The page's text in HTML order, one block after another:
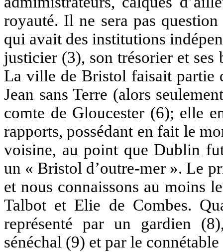
royauté. Il ne sera pas
qui avait des institutions
justicier (3), son trésorier et ses
La ville de Bristol faisait partie
Jean sans Terre (alors
comte de Gloucester (6); elle
rapports, possédant en fait le
voisine, au point que Dublin
un « Bristol d’outre-mer ». Le
et nous connaissons au moins
Talbot et Elie de Combes.
représenté par un gardien
sénéchal (9) et par le